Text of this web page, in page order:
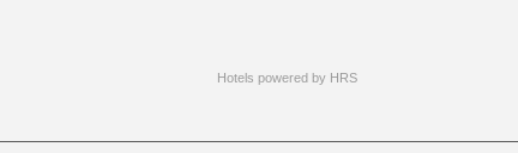
Hotels powered by HRS